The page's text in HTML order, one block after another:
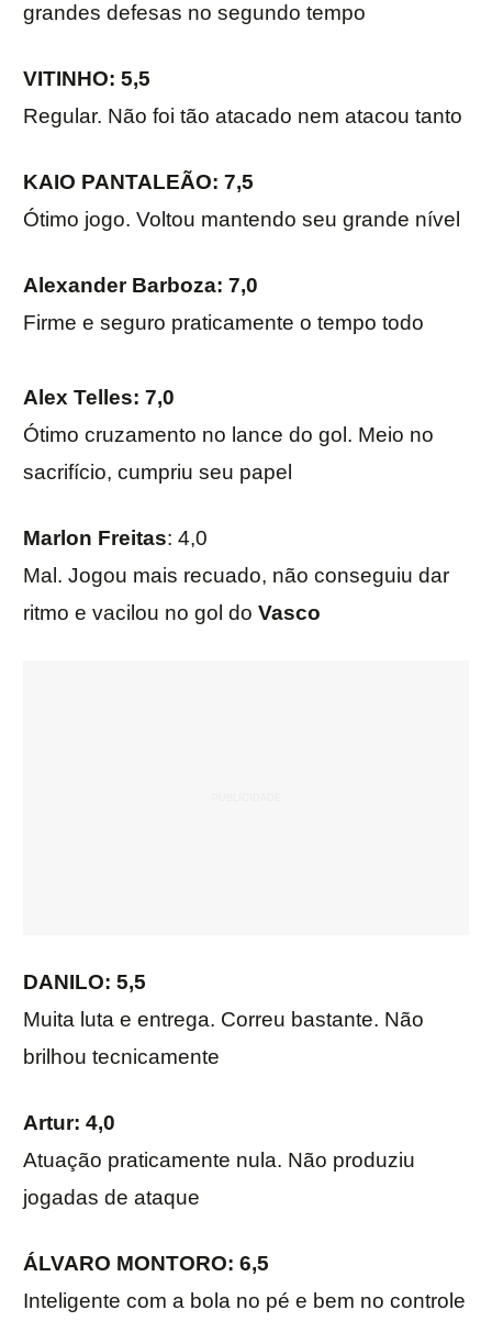
grandes defesas no segundo tempo
VITINHO: 5,5
Regular. Não foi tão atacado nem atacou tanto
KAIO PANTALEÃO: 7,5
Ótimo jogo. Voltou mantendo seu grande nível
Alexander Barboza: 7,0
Firme e seguro praticamente o tempo todo
Alex Telles: 7,0
Ótimo cruzamento no lance do gol. Meio no
sacrifício, cumpriu seu papel
Marlon Freitas: 4,0
Mal. Jogou mais recuado, não conseguiu dar
ritmo e vacilou no gol do Vasco
DANILO: 5,5
Muita luta e entrega. Correu bastante. Não
brilhou tecnicamente
Artur: 4,0
Atuação praticamente nula. Não produziu
jogadas de ataque
ÁLVARO MONTORO: 6,5
Inteligente com a bola no pé e bem no controle